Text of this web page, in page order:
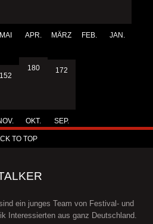
MAI APR. MÄRZ FEB. JAN.
152
180
OKT.
172
SEP.
TO TOP
ein junges Team von Festival- und
Interessierten aus ganz Deutschland.